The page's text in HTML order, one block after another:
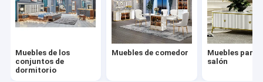
Muebles de los
conjuntos de
dormitorio
Muebles de comedor
Muebles para
salón